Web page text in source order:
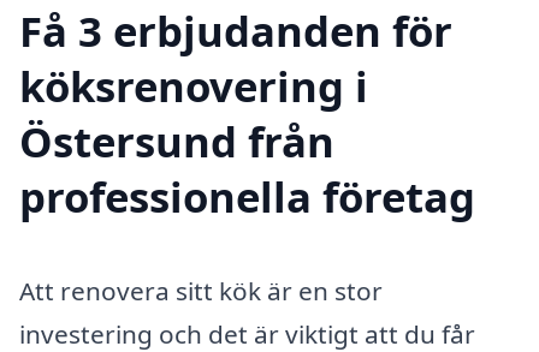
Få 3 erbjudanden för
köksrenovering i
Östersund från
professionella företag
Att renovera sitt kök är en stor
investering och det är viktigt att du får